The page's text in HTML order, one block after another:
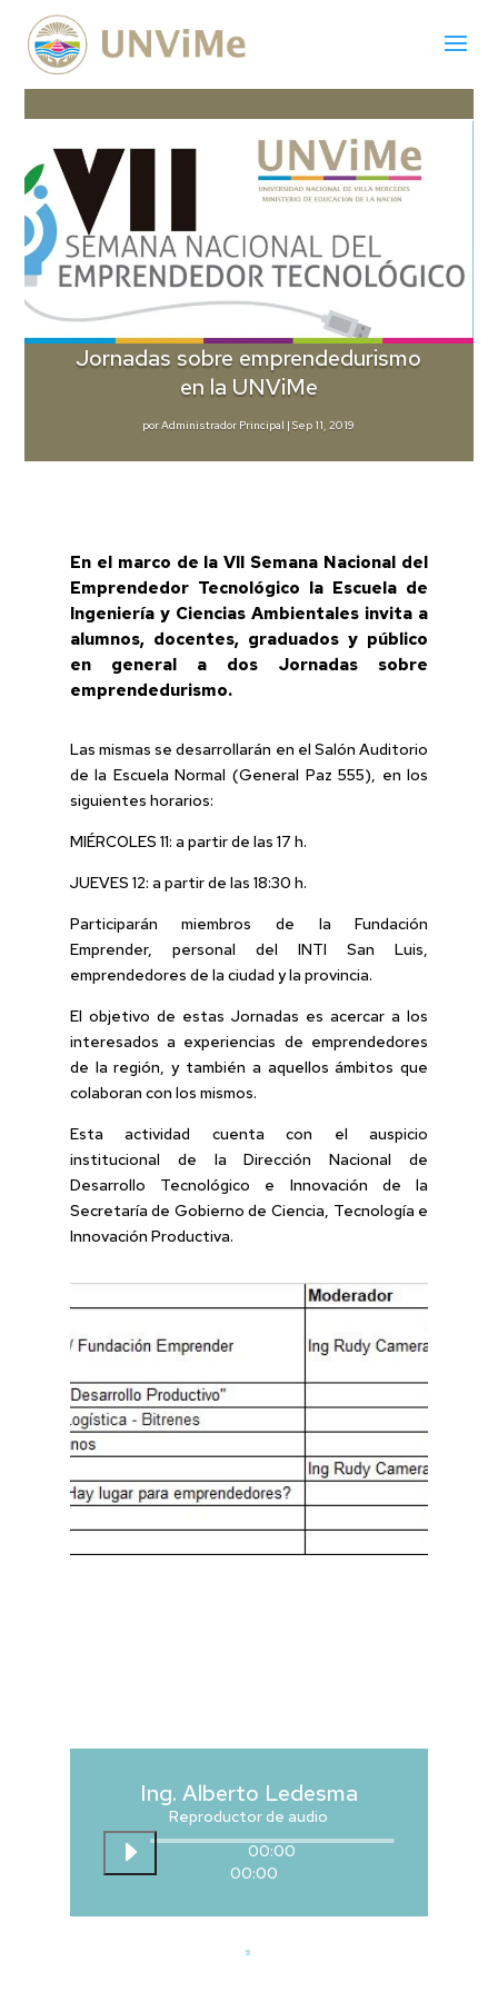
Jornadas sobre emprendedurismo
en la UNViMe
porAdministrador Principal |Sep 11, 2019
En el marco de la VII Semana Nacional del
Emprendedor Tecnológico la Escuela de
Ingeniería y Ciencias Ambientales invita a
alumnos, docentes, graduados y público
en general a dos Jornadas sobre
emprendedurismo.
Las mismas se desarrollarán en el Salón Auditorio
de la Escuela Normal (General Paz 555), en los
siguientes horarios:
MIÉRCOLES 11: a partir de las 17 h.
JUEVES 12: a partir de las 18:30 h.
Participarán miembros de la Fundación
Emprender, personal del INTI San Luis,
emprendedores de la ciudad y la provincia.
El objetivo de estas Jornadas es acercar a los
interesados a experiencias de emprendedores
de la región, y también a aquellos ámbitos que
colaboran con los mismos.
Esta actividad cuenta con el auspicio
institucional de la Dirección Nacional de
Desarrollo Tecnológico e Innovación de la
Secretaría de Gobierno de Ciencia, Tecnología e
Innovación Productiva.
Ing. Alberto Ledesma
Reproductor de audio
00:00
00:00